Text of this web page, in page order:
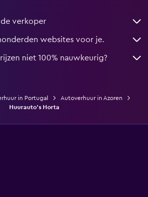
verkoper
websites voor je.
niet 100% nauwkeurig?
in Portugal
Autoverhuur in Azoren
Huurauto's Horta